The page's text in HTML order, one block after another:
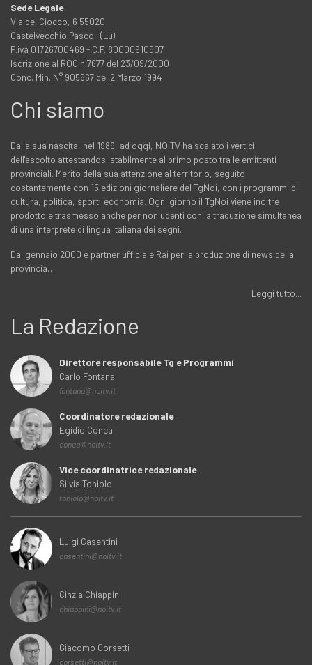
Sede Legale
Via del Ciocco, 6 55020
Castelvecchio Pascoli (Lu)
P.iva 01726700469 - C.F. 80000910507
Iscrizione al ROC n.7677 del 23/09/2000
Conc. Min. N° 905667 del 2 Marzo 1994
Chi siamo
Dalla sua nascita, nel 1989, ad oggi, NOITV ha scalato i vertici
dell'ascolto attestandosi stabilmente al primo posto tra le emittenti
provinciali. Merito della sua attenzione al territorio, seguito
costantemente con 15 edizioni giornaliere del TgNoi, con i programmi di
cultura, politica, sport, economia. Ogni giorno il TgNoi viene inoltre
prodotto e trasmesso anche per non udenti con la traduzione simultanea
di una interprete di lingua italiana dei segni.
Dal gennaio 2000 è partner ufficiale Rai per la produzione di news della
provincia…
Leggi tutto...
La Redazione
Direttore responsabile Tg e Programmi
Carlo Fontana
fontana@noitv.it
Coordinatore redazionale
Egidio Conca
conca@noitv.it
Vice coordinatrice redazionale
Silvia Toniolo
toniolo@noitv.it
Luigi Casentini
casentini@noitv.it
Cinzia Chiappini
chiappini@noitv.it
Giacomo Corsetti
corsetti@noitv.it